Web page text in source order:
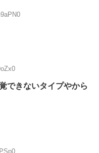
できないタイプやから